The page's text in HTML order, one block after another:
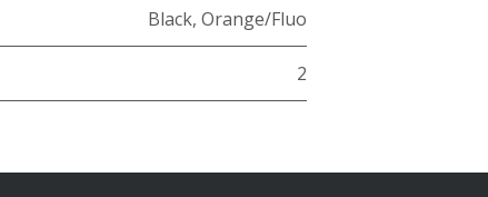
Black, Orange/Fluo
2